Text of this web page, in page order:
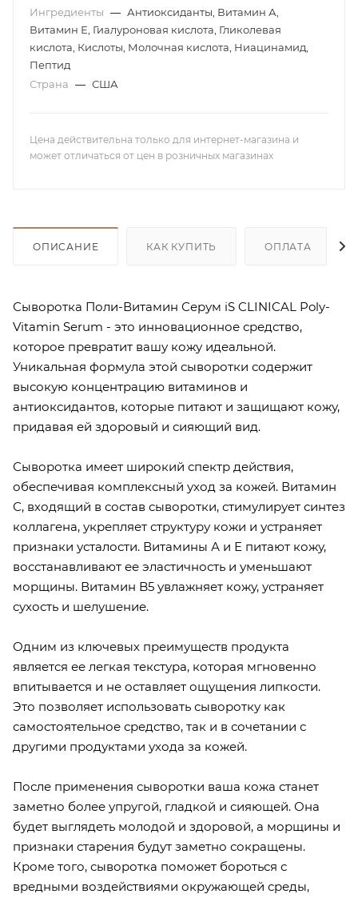
Ингредиенты — Антиоксиданты, Витамин А,
Витамин Е, Гиалуроновая кислота, Гликолевая
кислота, Кислоты, Молочная кислота, Ниацинамид,
Пептид
Страна — США
Цена действительна только для интернет-магазина и
может отличаться от цен в розничных магазинах
ОПИСАНИЕ КАК КУПИТЬ ОПЛАТА
Сыворотка Поли-Витамин Серум iS CLINICAL Poly-
Vitamin Serum - это инновационное средство,
которое превратит вашу кожу идеальной.
Уникальная формула этой сыворотки содержит
высокую концентрацию витаминов и
антиоксидантов, которые питают и защищают кожу,
придавая ей здоровый и сияющий вид.
Сыворотка имеет широкий спектр действия,
обеспечивая комплексный уход за кожей. Витамин
С, входящий в состав сыворотки, стимулирует синтез
коллагена, укрепляет структуру кожи и устраняет
признаки усталости. Витамины А и Е питают кожу,
восстанавливают ее эластичность и уменьшают
морщины. Витамин B5 увлажняет кожу, устраняет
сухость и шелушение.
Одним из ключевых преимуществ продукта
является ее легкая текстура, которая мгновенно
впитывается и не оставляет ощущения липкости.
Это позволяет использовать сыворотку как
самостоятельное средство, так и в сочетании с
другими продуктами ухода за кожей.
После применения сыворотки ваша кожа станет
заметно более упругой, гладкой и сияющей. Она
будет выглядеть молодой и здоровой, а морщины и
признаки старения будут заметно сокращены.
Кроме того, сыворотка поможет бороться с
вредными воздействиями окружающей среды,